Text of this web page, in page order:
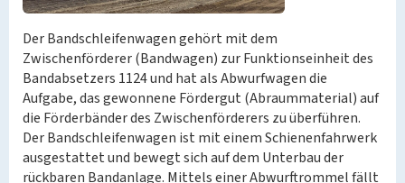
Der Bandschleifenwagen gehört mit dem
Zwischenförderer (Bandwagen) zur Funktionseinheit des
Bandabsetzers 1124 und hat als Abwurfwagen die
Aufgabe, das gewonnene Fördergut (Abraummaterial) auf
die Förderbänder des Zwischenförderers zu überführen.
Der Bandschleifenwagen ist mit einem Schienenfahrwerk
ausgestattet und bewegt sich auf dem Unterbau der
rückbaren Bandanlage. Mittels einer Abwurftrommel fällt